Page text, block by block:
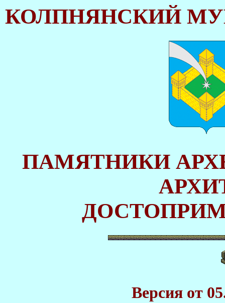
КОЛПНЯНСКИЙ
ПАМЯТНИКИ
Версия от